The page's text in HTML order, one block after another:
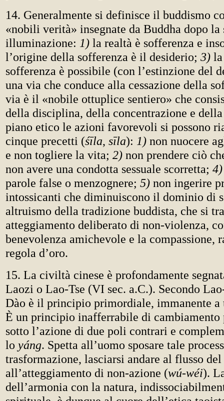
14. Generalmente si definisce il buddismo
«nobili verità» insegnate da Buddha dopo la
illuminazione: 1) la realtà è sofferenza e
l’origine della sofferenza è il desiderio; 3)
sofferenza è possibile (con l’estinzione del
una via che conduce alla cessazione della
via è il «nobile ottuplice sentiero» che
della disciplina, della concentrazione e
piano etico le azioni favorevoli si possono
cinque precetti (śīla, sīla): 1) non nuocere
e non togliere la vita; 2) non prendere ciò
non avere una condotta sessuale scorretta; 4)
parole false o menzognere; 5) non ingerire
intossicanti che diminuiscono il dominio di
altruismo della tradizione buddista, che si
atteggiamento deliberato di non-violenza,
benevolenza amichevole e la compassione,
regola d’oro.
15. La civiltà cinese è profondamente
Laozi o Lao-Tse (VI sec. a.C.). Secondo
Dào è il principio primordiale, immanente a
È un principio inafferrabile di cambiamento
sotto l’azione di due poli contrari e
lo yáng. Spetta all’uomo sposare tale
trasformazione, lasciarsi andare al flusso
all’atteggiamento di non-azione (wú-wéi).
dell’armonia con la natura,